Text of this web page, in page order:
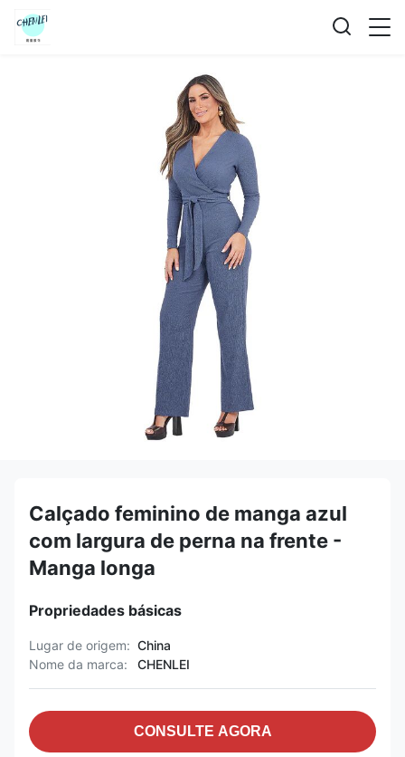
Calçado feminino de manga azul
com largura de perna na frente -
Manga longa
Propriedades básicas
Lugar de origem: China
Nome da marca:
CHENLEI
CONSULTE AGORA